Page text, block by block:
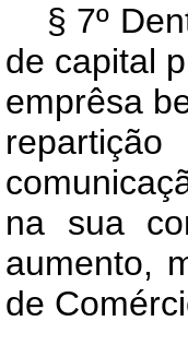
§ 7º
de capital
emprêsa
na sua
aumento,
de